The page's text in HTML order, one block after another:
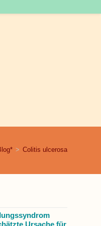
> Colitis ulcerosa
Ursache für